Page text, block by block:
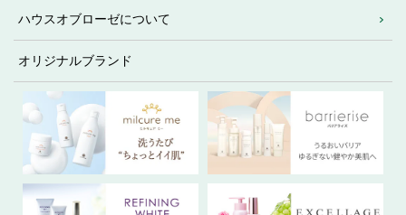
ハウスオブローゼについて
オリジナルブランド